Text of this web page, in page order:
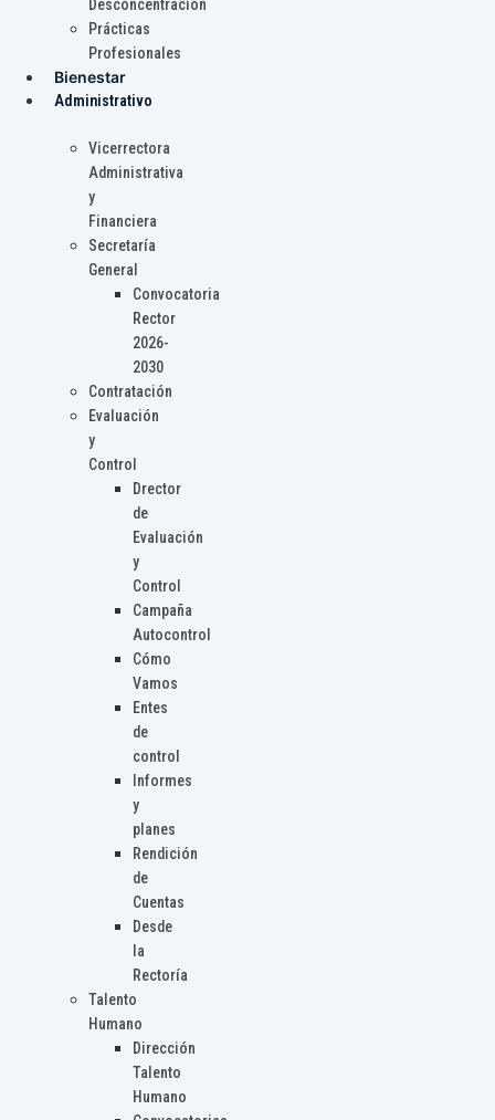
Desconcentración
Prácticas
Profesionales
Bienestar
Administrativo
Vicerrectora
Administrativa
y
Financiera
Secretaría
General
Convocatoria
Rector
2026-
2030
Contratación
Evaluación
y
Control
Drector
de
Evaluación
y
Control
Campaña
Autocontrol
Cómo
Vamos
Entes
de
control
Informes
y
planes
Rendición
de
Cuentas
Desde
la
Rectoría
Talento
Humano
Dirección
Talento
Humano